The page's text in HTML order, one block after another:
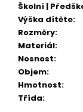
Školní |
Výška dítěte:
Rozměry:
Materiál:
Nosnost:
Objem:
Hmotnost:
Třída: